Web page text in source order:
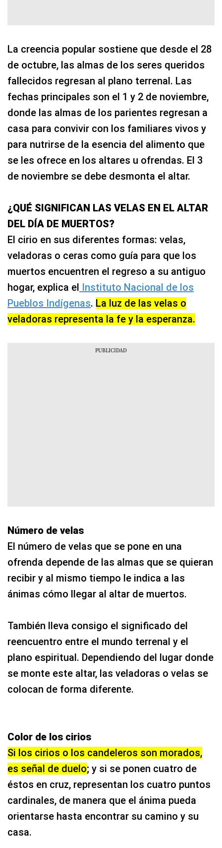
La creencia popular sostiene que desde el 28
de octubre, las almas de los seres queridos
fallecidos regresan al plano terrenal. Las
fechas principales son el 1 y 2 de noviembre,
donde las almas de los parientes regresan a
casa para convivir con los familiares vivos y
para nutrirse de la esencia del alimento que
se les ofrece en los altares u ofrendas. El 3
de noviembre se debe desmonta el altar.
¿QUÉ SIGNIFICAN LAS VELAS EN EL ALTAR
DEL DÍA DE MUERTOS?
El cirio en sus diferentes formas: velas,
veladoras o ceras como guía para que los
muertos encuentren el regreso a su antiguo
hogar, explica el Instituto Nacional de los
Pueblos Indígenas. La luz de las velas o
veladoras representa la fe y la esperanza.
Número de velas
El número de velas que se pone en una
ofrenda depende de las almas que se quieran
recibir y al mismo tiempo le indica a las
ánimas cómo llegar al altar de muertos.
También lleva consigo el significado del
reencuentro entre el mundo terrenal y el
plano espiritual. Dependiendo del lugar donde
se monte este altar, las veladoras o velas se
colocan de forma diferente.
Color de los cirios
Si los cirios o los candeleros son morados,
es señal de duelo; y si se ponen cuatro de
éstos en cruz, representan los cuatro puntos
cardinales, de manera que el ánima pueda
orientarse hasta encontrar su camino y su
casa.